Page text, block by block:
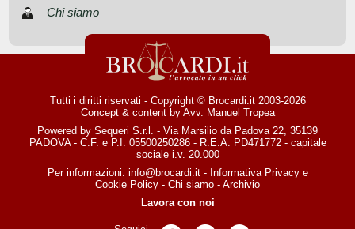
Chi siamo
Tutti i diritti riservati - Copyright © Brocardi.it 2003-2026
Concept & content by Avv. Manuel Tropea
Powered by Sequeri S.r.l. - Via Marsilio da Padova 22, 35139
PADOVA - C.F. e P.I. 05500250286 - R.E.A. PD471772 - capitale
sociale i.v. 20.000
Per informazioni: info@brocardi.it- Informativa Privacye
Cookie Policy - Chi siamo - Archivio
Lavora con noi